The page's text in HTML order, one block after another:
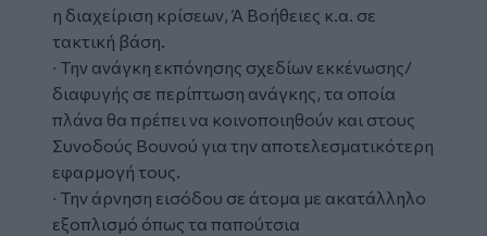
η διαχείριση κρίσεων, Ά Βοήθειες κ.α. σε
τακτική βάση.
∙ Την ανάγκη εκπόνησης σχεδίων εκκένωσης/
διαφυγής σε περίπτωση ανάγκης, τα οποία
πλάνα θα πρέπει να κοινοποιηθούν και στους
Συνοδούς Βουνού για την αποτελεσματικότερη
εφαρμογή τους.
∙ Την άρνηση εισόδου σε άτομα με ακατάλληλο
εξοπλισμό όπως τα παπούτσια